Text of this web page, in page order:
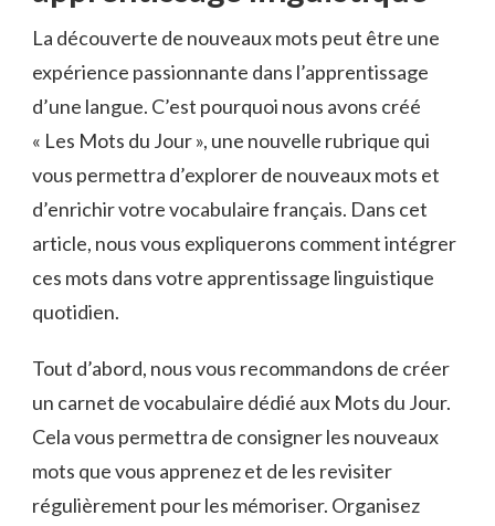
La découverte de nouveaux mots peut être une
expérience passionnante dans l’apprentissage
d’une ⁢langue. C’est pourquoi nous​ avons créé
« Les Mots du Jour », une nouvelle ‍rubrique⁢ qui⁣
vous permettra d’explorer‌ de nouveaux mots et‌
d’enrichir ⁤votre​ vocabulaire français. Dans ‍cet
article, nous vous expliquerons comment intégrer
ces mots dans votre apprentissage⁣ linguistique
quotidien.
Tout d’abord, nous vous recommandons⁤ de créer
⁢un carnet de ⁢vocabulaire⁤ dédié aux⁣ Mots ⁣du Jour.
‍Cela‍ vous ⁣permettra de consigner les nouveaux
mots que vous apprenez ​et ⁤de les revisiter
régulièrement pour les mémoriser. Organisez